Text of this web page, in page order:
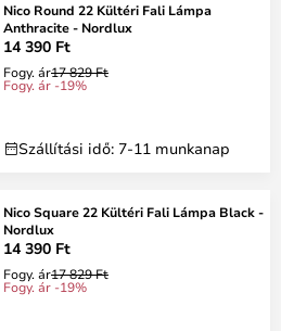
Nico Round 22 Kültéri Fali Lámpa
Anthracite - Nordlux
14 390 Ft
Fogy. ár17 829 Ft
Fogy. ár -19%
Szállítási idő: 7-11 munkanap
Nico Square 22 Kültéri Fali Lámpa Black -
Nordlux
14 390 Ft
Fogy. ár17 829 Ft
Fogy. ár -19%